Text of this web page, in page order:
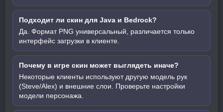
Подходит ли скин для Java и Bedrock?
Да. Формат PNG универсальный, различается только
интерфейс загрузки в клиенте.
Почему в игре скин может выглядеть иначе?
Некоторые клиенты используют другую модель рук
(Steve/Alex) и внешние слои. Проверьте настройки
модели персонажа.